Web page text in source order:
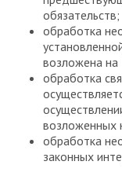
обязательств;
обработка
возложена на
обработка
возложенных
обработка
законных